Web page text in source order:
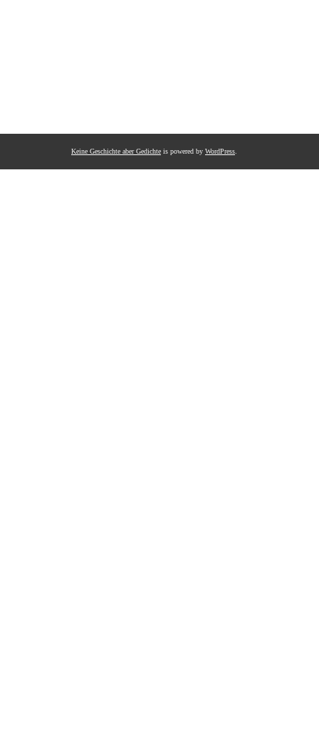
Keine Geschichte aber Gedichte is powered by WordPress